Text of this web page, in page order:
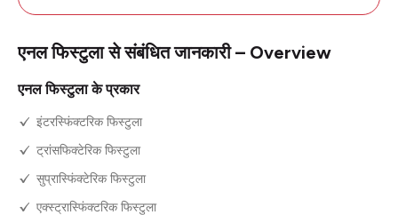
एनल फिस्टुला से संबंधित जानकारी – Overview
एनल फिस्टुला के प्रकार
इंटरस्फिंक्टरिक फिस्टुला
ट्रांसफिक्टेरिक फिस्टुला
सुप्रास्फिंक्टेरिक फिस्टुला
एक्स्ट्रास्फिंक्टरिक फिस्टुला